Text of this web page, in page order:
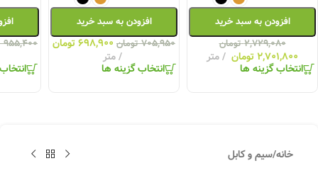
افزودن به سبد خرید
۲,۷۲۹,۰۸۰ تومان
۲,۷۰۱,۸۰۰ تومان متر
انتخاب گزینه ها
افزودن به سبد خرید
۷۰۵,۹۵۰ تومان ۶۹۸,۹۰۰تومان
متر
انتخاب گزینه ها
۹۵۵,۴۰۰
خانه/سیم و کابل